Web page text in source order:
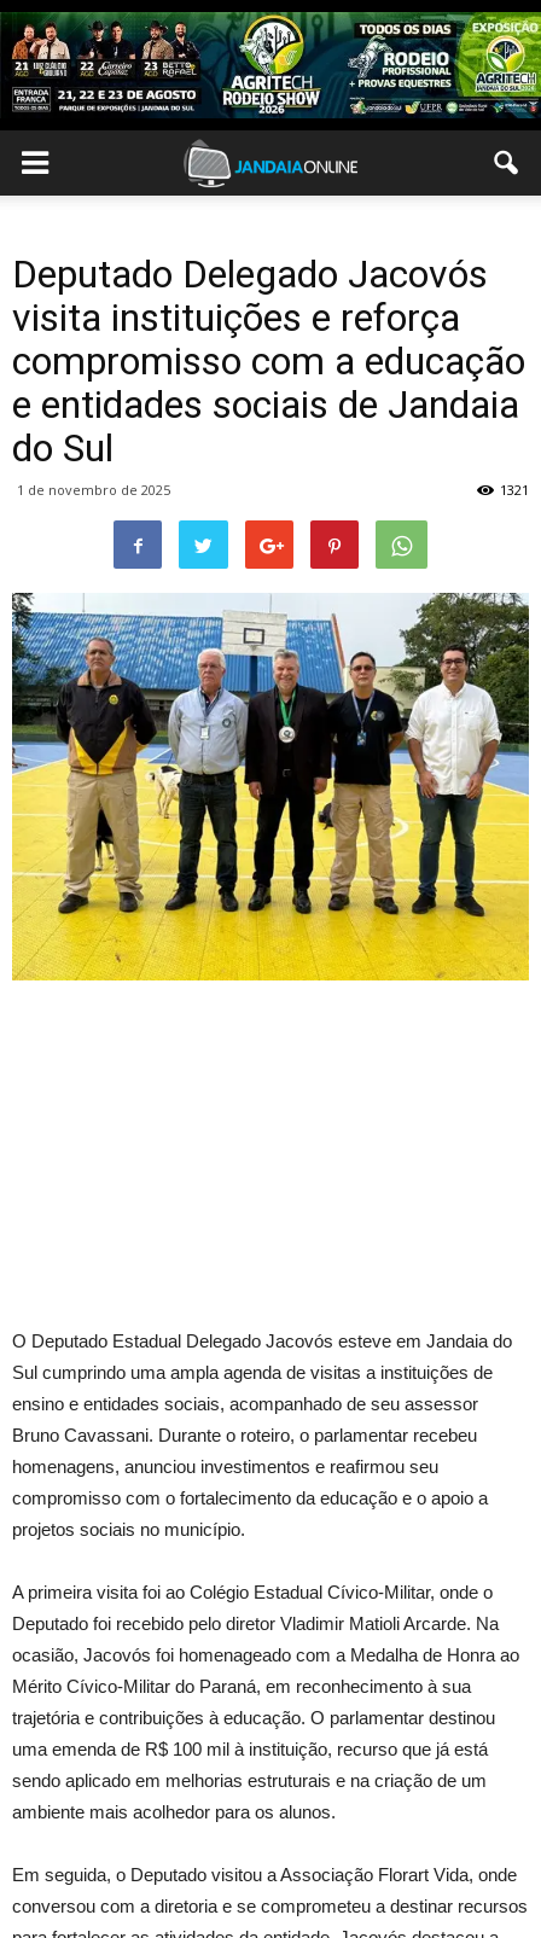
Deputado Delegado Jacovós
visita instituições e reforça
compromisso com a educação
e entidades sociais de Jandaia
do Sul
1 de novembro de 2025 1321
O Deputado Estadual Delegado Jacovós esteve em Jandaia do
Sul cumprindo uma ampla agenda de visitas a instituições de
ensino e entidades sociais, acompanhado de seu assessor
Bruno Cavassani. Durante o roteiro, o parlamentar recebeu
homenagens, anunciou investimentos e reafirmou seu
compromisso com o fortalecimento da educação e o apoio a
projetos sociais no município.
A primeira visita foi ao Colégio Estadual Cívico-Militar, onde o
Deputado foi recebido pelo diretor Vladimir Matioli Arcarde. Na
ocasião, Jacovós foi homenageado com a Medalha de Honra ao
Mérito Cívico-Militar do Paraná, em reconhecimento à sua
trajetória e contribuições à educação. O parlamentar destinou
uma emenda de R$ 100 mil à instituição, recurso que já está
sendo aplicado em melhorias estruturais e na criação de um
ambiente mais acolhedor para os alunos.
Em seguida, o Deputado visitou a Associação Florart Vida, onde
conversou com a diretoria e se comprometeu a destinar recursos